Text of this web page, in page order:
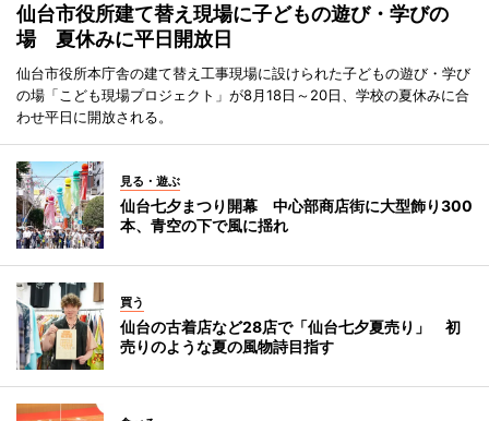
仙台市役所建て替え現場に子どもの遊び・学びの
場 夏休みに平日開放日
仙台市役所本庁舎の建て替え工事現場に設けられた子どもの遊び・学び
の場「こども現場プロジェクト」が8月18日～20日、学校の夏休みに合
わせ平日に開放される。
見る・遊ぶ
仙台七夕まつり開幕 中心部商店街に大型飾り300
本、青空の下で風に揺れ
買う
仙台の古着店など28店で「仙台七夕夏売り」 初
売りのような夏の風物詩目指す